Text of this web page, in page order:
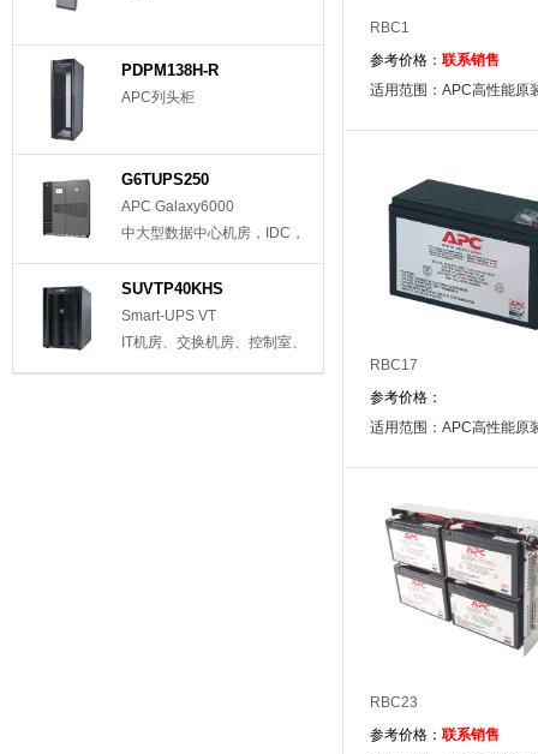
PDPM138H-R
APC列头柜
G6TUPS250
APC Galaxy6000
中大型数据中心机房，IDC，
移动电信机房
SUVTP40KHS
Smart-UPS VT
IT机房、交换机房、控制室、
重要实验室等
RBC1
参考价格： 联系销售
适用范围：APC高性能原
RBC17
参考价格：
适用范围：APC高性能原
RBC23
参考价格： 联系销售